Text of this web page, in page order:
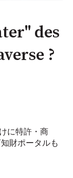
des
?
に特許・商
財ポータルも